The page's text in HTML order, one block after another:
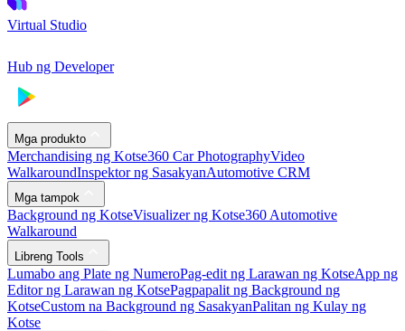
Virtual Studio
Hub ng Developer
Mga produkto
Merchandising ng Kotse360 Car PhotographyVideo
WalkaroundInspektor ng SasakyanAutomotive CRM
Mga tampok
Background ng KotseVisualizer ng Kotse360 Automotive
Walkaround
Libreng Tools
Lumabo ang Plate ng NumeroPag-edit ng Larawan ng KotseApp ng
Editor ng Larawan ng KotsePagpapalit ng Background ng
KotseCustom na Background ng SasakyanPalitan ng Kulay ng
Kotse